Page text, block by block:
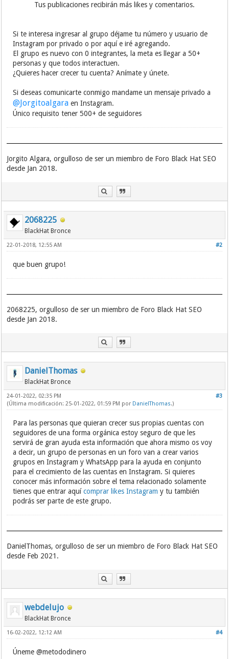
Tus publicaciones recibirán más likes y comentarios.
Si te interesa ingresar al grupo déjame tu número y usuario de
Instagram por privado o por aquí e iré agregando.
El grupo es nuevo con 0 integrantes, la meta es llegar a 50+
personas y que todos interactuen.
¿Quieres hacer crecer tu cuenta? Anímate y únete.
Si deseas comunicarte conmigo mandame un mensaje privado a
@Jorgitoalgara en Instagram.
Único requisito tener 500+ de seguidores
Jorgito Algara, orgulloso de ser un miembro de Foro Black Hat SEO
desde Jan 2018.
2068225
BlackHat Bronce
#2
22-01-2018, 12:55 AM
que buen grupo!
2068225, orgulloso de ser un miembro de Foro Black Hat SEO
desde Jan 2018.
DanielThomas
BlackHat Bronce
#3
24-01-2022, 02:35 PM
(Última modificación: 25-01-2022, 01:59 PM por DanielThomas.)
Para las personas que quieran crecer sus propias cuentas con
seguidores de una forma orgánica estoy seguro de que les
servirá de gran ayuda esta información que ahora mismo os voy
a decir, un grupo de personas en un foro van a crear varios
grupos en Instagram y WhatsApp para la ayuda en conjunto
para el crecimiento de las cuentas en Instagram. Si quieres
conocer más información sobre el tema relacionado solamente
tienes que entrar aquícomprar likes Instagram y tu también
podrás ser parte de este grupo.
DanielThomas, orgulloso de ser un miembro de Foro Black Hat SEO
desde Feb 2021.
webdelujo
BlackHat Bronce
#4
16-02-2022, 12:12 AM
Úneme @metododinero